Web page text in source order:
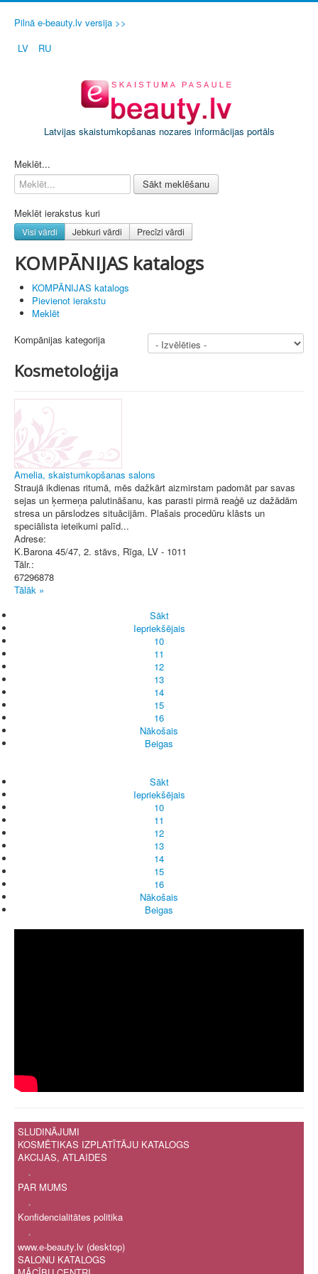
Pilnā e-beauty.lv versija >>
LV
RU
Latvijas skaistumkopšanas nozares informācijas portāls
Meklēt...
Sākt meklēšanu
Meklēt ierakstus kuri
Visi vārdi Jebkuri vārdi Precīzi vārdi
KOMPĀNIJAS katalogs
KOMPĀNIJAS katalogs
Pievienot ierakstu
Meklēt
Kompānijas kategorija
Kosmetoloģija
Amelia, skaistumkopšanas salons
Straujā ikdienas ritumā, mēs dažkārt aizmirstam padomāt par savas
sejas un ķermeņa palutināšanu, kas parasti pirmā reaģē uz dažādām
stresa un pārslodzes situācijām. Plašais procedūru klāsts un
speciālista ieteikumi palīd...
Adrese:
K.Barona 45/47, 2. stāvs, Rīga, LV - 1011
Tālr.:
67296878
Tālāk »
Sākt
Iepriekšējais
10
11
12
13
14
15
16
Nākošais
Beigas
Sākt
Iepriekšējais
10
11
12
13
14
15
16
Nākošais
Beigas
SLUDINĀJUMI
KOSMĒTIKAS IZPLATĪTĀJU KATALOGS
AKCIJAS, ATLAIDES
.
PAR MUMS
.
Konfidencialitātes politika
.
www.e-beauty.lv (desktop)
SALONU KATALOGS